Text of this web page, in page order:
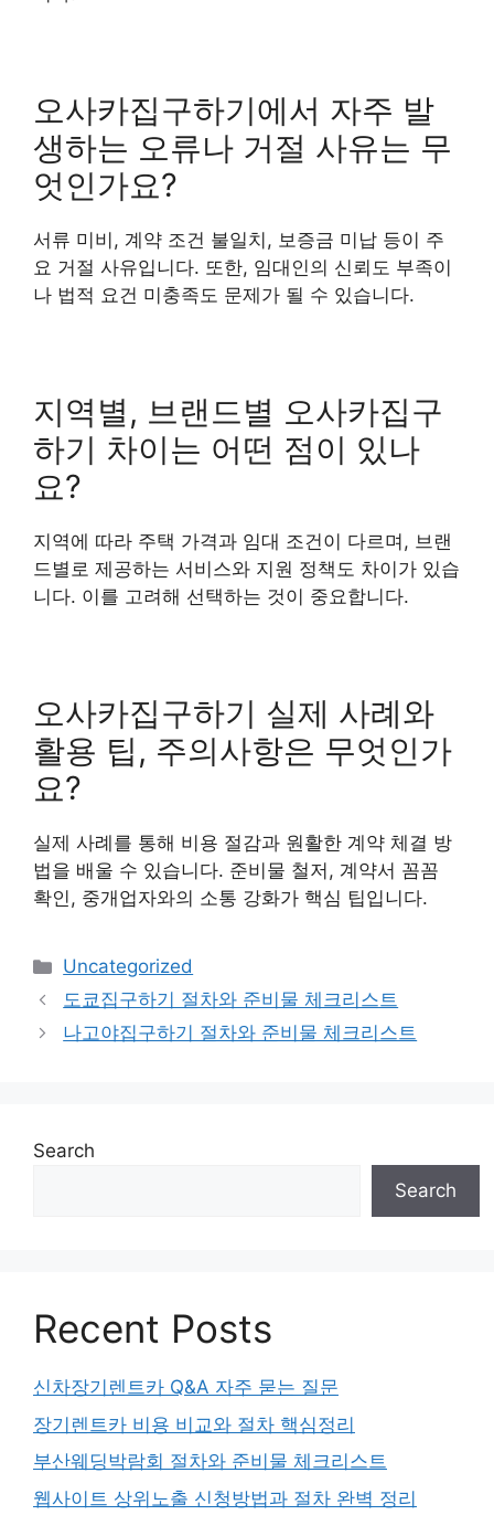
오사카집구하기에서 자주 발
생하는 오류나 거절 사유는 무
엇인가요?
서류 미비, 계약 조건 불일치, 보증금 미납 등이 주
요 거절 사유입니다. 또한, 임대인의 신뢰도 부족이
나 법적 요건 미충족도 문제가 될 수 있습니다.
지역별, 브랜드별 오사카집구
하기 차이는 어떤 점이 있나
요?
지역에 따라 주택 가격과 임대 조건이 다르며, 브랜
드별로 제공하는 서비스와 지원 정책도 차이가 있습
니다. 이를 고려해 선택하는 것이 중요합니다.
오사카집구하기 실제 사례와
활용 팁, 주의사항은 무엇인가
요?
실제 사례를 통해 비용 절감과 원활한 계약 체결 방
법을 배울 수 있습니다. 준비물 철저, 계약서 꼼꼼
확인, 중개업자와의 소통 강화가 핵심 팁입니다.
Categories
Uncategorized
도쿄집구하기 절차와 준비물 체크리스트
나고야집구하기 절차와 준비물 체크리스트
Search
Search
Recent Posts
신차장기렌트카 Q&A 자주 묻는 질문
장기렌트카 비용 비교와 절차 핵심정리
부산웨딩박람회 절차와 준비물 체크리스트
웹사이트 상위노출 신청방법과 절차 완벽 정리